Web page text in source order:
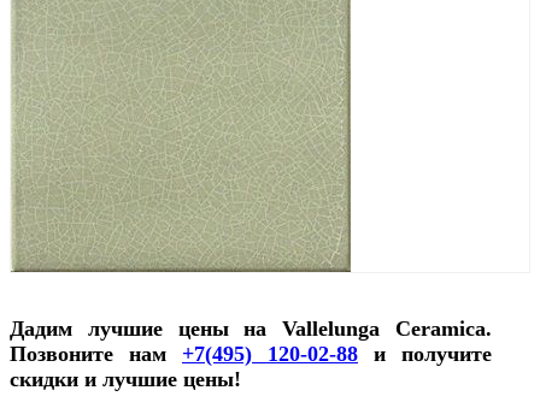
Дадим лучшие цены на Vallelunga Ceramica.
Позвоните нам +7(495) 120-02-88 и получите
скидки и лучшие цены!